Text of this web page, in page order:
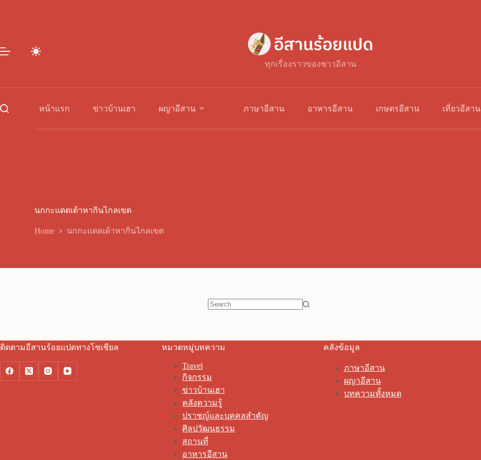
ทุกเรื่องราวของชาวอีสาน
หน้าแรก ข่าวบ้านเฮา ผญาอีสาน ภาษาอีสาน อาหารอีสาน เกษตรอีสาน เที่ยวอีสาน
นกกะแดดเด้าหากินไกลเขต
Home นกกะแดดเด้าหากินไกลเขต
ติดตามอีสานร้อยแปดทางโซเชียล หมวดหมู่บทความ
Travel
กิจกรรม
ข่าวบ้านเฮา
คลังความรู้
ปราชญ์และบุคคลสำคัญ
ศิลปวัฒนธรรม
สถานที่
อาหารอีสาน
คลังข้อมูล
ภาษาอีสาน
ผญาอีสาน
บทความทั้งหมด